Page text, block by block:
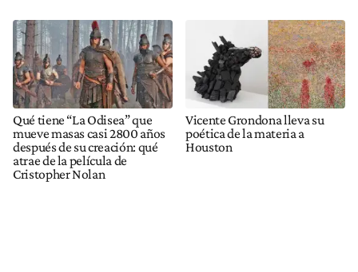
Qué tiene “La Odisea” que
mueve masas casi 2800 años
después de su creación: qué
atrae de la película de
Cristopher Nolan
Vicente Grondona lleva su
poética de la materia a
Houston